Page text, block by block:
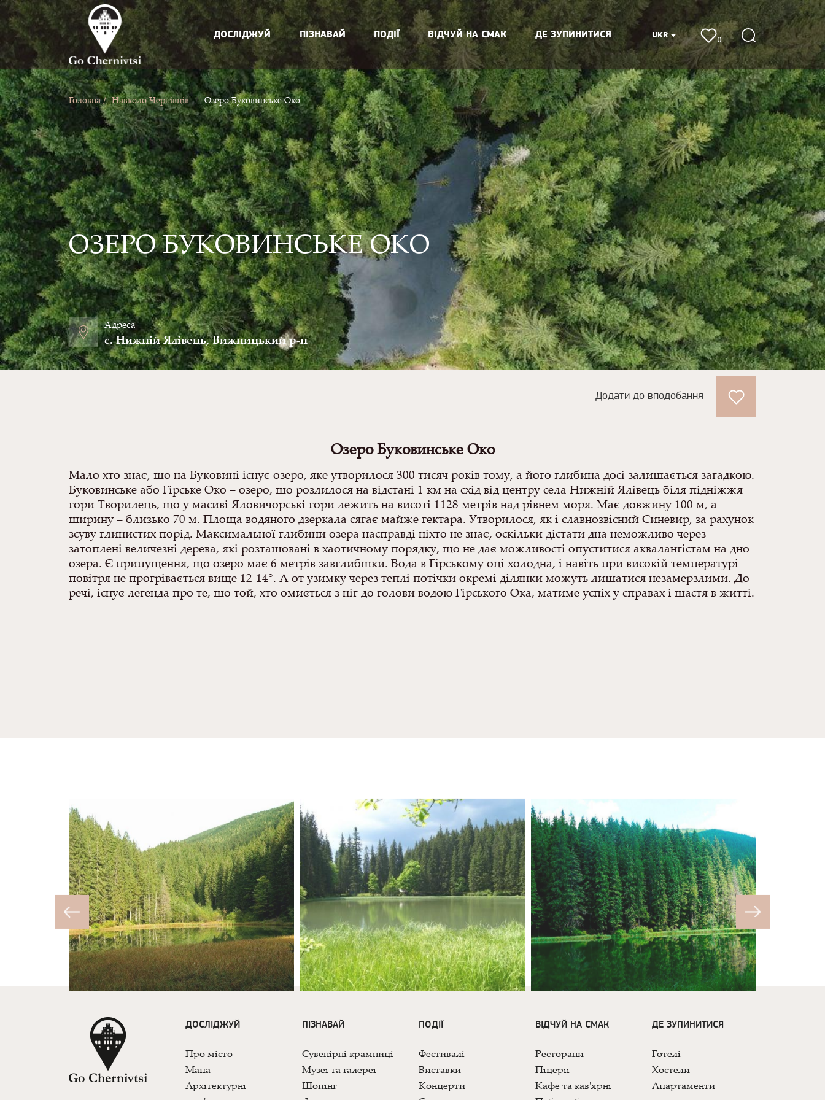
ДОСЛІДЖУЙ ПІЗНАВАЙ ПОДІЇ ВІДЧУЙ НА СМАК ДЕ ЗУПИНИТИСЯ UKR 0
Головна / Навколо Чернівців / Озеро Буковинське Око
ОЗЕРО БУКОВИНСЬКЕ ОКО
Адреса
с. Нижній Ялівець, Вижницький р-н
Додати до вподобання
Озеро Буковинське Око
Мало хто знає, що на Буковині існує озеро, яке утворилося 300 тисяч років тому, а його глибина досі залишається загадкою.
Буковинське або Гірське Око – озеро, що розлилося на відстані 1 км на схід від центру села Нижній Ялівець біля підніжжя
гори Творилець, що у масиві Яловичорські гори лежить на висоті 1128 метрів над рівнем моря. Має довжину 100 м, а
ширину – близько 70 м. Площа водяного дзеркала сягає майже гектара. Утворилося, як і славнозвісний Синевир, за рахунок
зсуву глинистих порід. Максимальної глибини озера насправді ніхто не знає, оскільки дістати дна неможливо через
затоплені величезні дерева, які розташовані в хаотичному порядку, що не дає можливості опуститися аквалангістам на дно
озера. Є припущення, що озеро має 6 метрів завглибшки. Вода в Гірському оці холодна, і навіть при високій температурі
повітря не прогрівається вище 12-14°. А от узимку через теплі потічкиокремі ділянкиможуть лишатися незамерзлими. До
речі, існує легенда про те, що той, хто омиється з ніг до голови водою Гірського Ока, матиме успіх у справах і щастя в житті.
ДОСЛІДЖУЙ
Про місто
Мапа
Архітектурні
ПІЗНАВАЙ
Сувенірні крамниці
Музеї та галереї
Шопінг
ПОДІЇ
Фестивалі
Виставки
Концерти
ВІДЧУЙ НА СМАК
Ресторани
Піцерії
Кафе та кав'ярні
ДЕ ЗУПИНИТИСЯ
Готелі
Хостели
Апартаменти